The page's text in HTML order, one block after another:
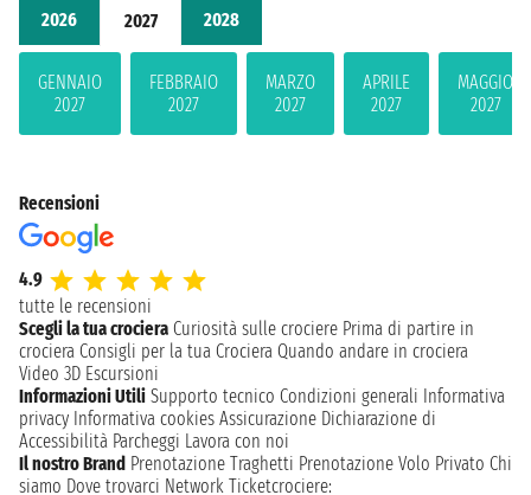
2026 2027 2028
GENNAIO
2027
FEBBRAIO
2027
MARZO
2027
APRILE
2027
MAGGIO
2027
Recensioni
4.9
tutte le recensioni
Scegli la tua crociera Curiosità sulle crociere Prima di partire in
crociera Consigli per la tua Crociera Quando andare in crociera
Video 3D Escursioni
Informazioni Utili Supporto tecnico Condizioni generali Informativa
privacy Informativa cookies Assicurazione Dichiarazione di
Accessibilità Parcheggi Lavora con noi
Il nostro Brand Prenotazione Traghetti Prenotazione Volo Privato Chi
siamo Dove trovarci Network Ticketcrociere: